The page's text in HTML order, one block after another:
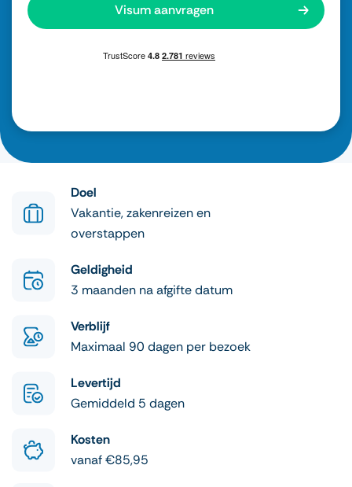
Visum aanvragen
Doel
Vakantie, zakenreizen en
overstappen
Geldigheid
3 maanden na afgifte datum
Verblijf
Maximaal 90 dagen per bezoek
Levertijd
Gemiddeld 5 dagen
Kosten
vanaf €85,95